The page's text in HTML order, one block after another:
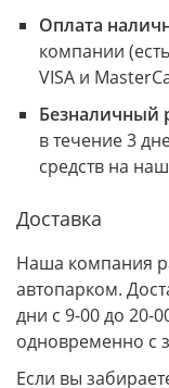
Оплата
компании
VISA и
Безналичный
в течение 3
средств на
Доставка
Наша компания
автопарком.
дни с 9-00 до 20-
одновременно с
Если вы